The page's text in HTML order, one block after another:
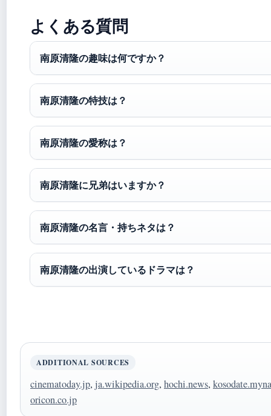
よくある質問
南原清隆の趣味は何ですか？
南原清隆の特技は？
南原清隆の愛称は？
南原清隆に兄弟はいますか？
南原清隆の名言・持ちネタは？
南原清隆の出演しているドラマは？
ADDITIONAL SOURCES
cinematoday.jp, ja.wikipedia.org, hochi.news,
oricon.co.jp